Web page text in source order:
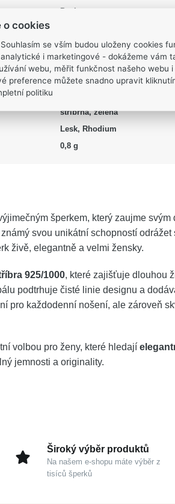
Pecky
6 mm
6 mm
Opál
stříbrná, zelená
Lesk, Rhodium
0,8 g
šperkem, který zaujme svým
svou unikátní schopností odrážet
živě, elegantně a velmi žensky.
925/1000, které zajišťuje dlouhou
podtrhuje čisté linie designu a
pro každodenní nošení, ale zároveň
volbou pro ženy, které hledají
jemnosti a originality.
Široký výběr produktů
Na našem e-shopu máte výběr z
tisíců šperků
o cookies
se vším budou uloženy cookies
i marketingové - dokážeme vám
webu, měřit funkčnost našeho webu
preference můžete snadno upravit
politiku